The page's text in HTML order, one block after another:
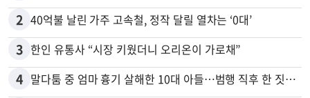
2 40억불 날린 가주 고속철, 정작 달릴 열차는 ‘0대’
3 한인 유통사 “시장 키웠더니 오리온이 가로채”
4 말다툼 중 엄마 흉기 살해한 10대 아들…범행 직후 한 짓 충격